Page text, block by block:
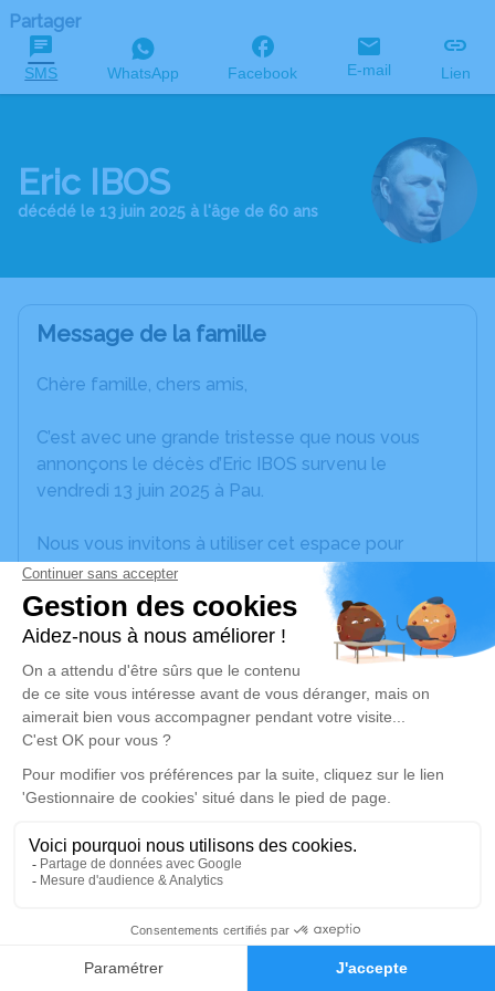
Faire-part Hommages
Partager
SMS WhatsApp Facebook E-mail Lien
Eric IBOS
décédé le 13 juin 2025 à l'âge de 60 ans
Message de la famille
Chère famille, chers amis,
C’est avec une grande tristesse que nous vous
annonçons le décès d’Eric IBOS survenu le
vendredi 13 juin 2025 à Pau.
Nous vous invitons à utiliser cet espace pour
laisser vos condoléances, partager des photos
souvenirs, une anecdote ou exprimer vos pensées
à travers des poèmes ou des textes. Cet endroit
est un lieu d'expression dédié à honorer la
mémoire d’Eric IBOS.
Cérémonie religieuse
jeudi 19 juin 2025 à 10h30
Église Saint-Vincent de Nay
place de l'église
Je rends hommage